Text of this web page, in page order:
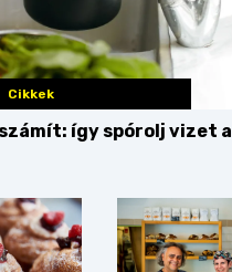
Cikkek
így spórolj vizet a